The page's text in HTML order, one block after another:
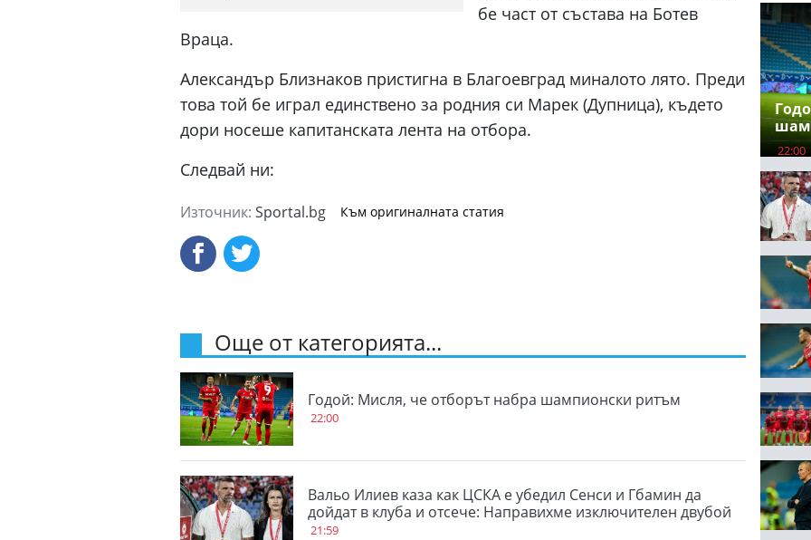
бе част от състава на Ботев
Враца.
Александър Близнаков пристигна в Благоевград миналото лято. Преди
това той бе играл единствено за родния си Марек (Дупница), където
дори носеше капитанската лента на отбора.
Следвай ни:
Източник: Sportal.bg Към оригиналната статия
Още от категорията...
Годой: Мисля, че отборът набра шампионски ритъм
22:00
Вальо Илиев каза как ЦСКА е убедил Сенси и Гбамин да
дойдат в клуба и отсече: Направихме изключителен двубой
21:59
22:00